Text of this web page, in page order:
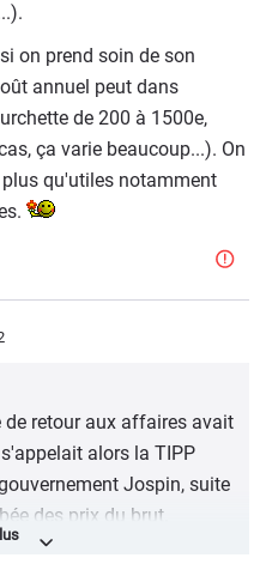
on prend soin de son
annuel peut dans
de 200 à 1500e,
ça varie beaucoup...). On
qu'utiles notamment
de retour aux affaires avait
alors la TIPP
Jospin, suite
des prix du brut.